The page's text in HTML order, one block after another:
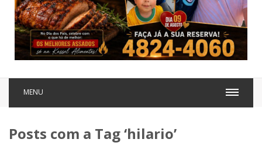
MENU
Posts com a Tag ‘hilario’